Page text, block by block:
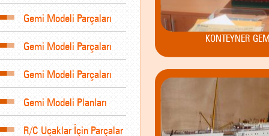
Gemi Modeli Parçaları
Gemi Modeli Parçaları
Gemi Modeli Parçaları
Gemi Modeli Planları
R/C Uçaklar İçin Parçalar
KONTEYNER